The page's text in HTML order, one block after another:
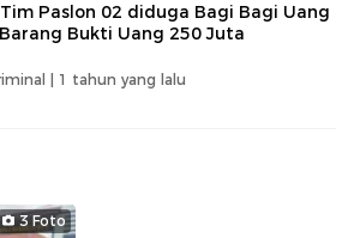
Paslon 02 diduga Bagi Bagi Uang
Bukti Uang 250 Juta
| 1 tahun yang lalu
3 Foto